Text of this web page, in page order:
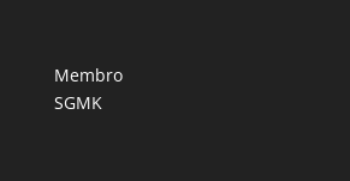
Membro
SGMK